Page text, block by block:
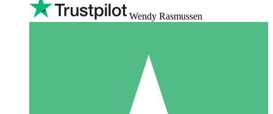
Wendy Rasmussen